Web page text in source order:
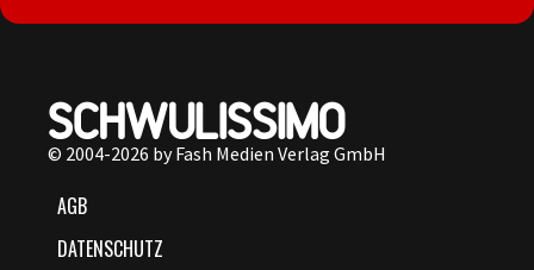
© 2004-2026 by Fash Medien Verlag GmbH
AGB
DATENSCHUTZ